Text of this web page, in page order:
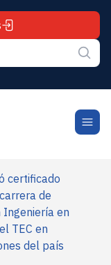
certificado
de
en
TEC en
del país